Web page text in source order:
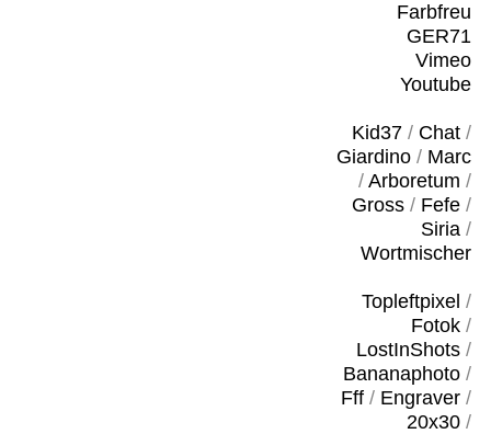
Farbfreu
GER71
Vimeo
Youtube
Kid37/ Chat/
Giardino/ Marc
/ Arboretum /
Gross/ Fefe/
Siria/
Wortmischer
Topleftpixel /
Fotok/
LostInShots/
Bananaphoto/
Fff/ Engraver/
20x30/